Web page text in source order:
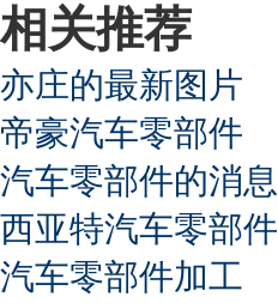
相关推荐
亦庄的最新图片
帝豪汽车零部件
汽车零部件的消息
西亚特汽车零部件
汽车零部件加工